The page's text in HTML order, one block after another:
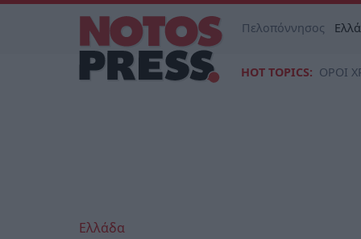
Πελοπόννησος
HOT TOPICS: ΟΡΟΙ
Ελλάδα